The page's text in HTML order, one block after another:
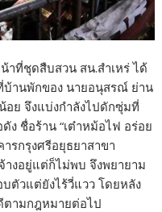
าที่ชุดสืบสวน สน.สำเหร่ ได้
บ้านพักของ นายอนุสรณ์ ย่าน
อย จึงแบ่งกำลังไปดักซุ่มที่
ง ชื่อร้าน “เต๋าหม้อไฟ อร่อย
รกรุงศรีอยุธยาสาขา
งอยู่แต่ก็ไม่พบ จึงพยายาม
ตัวแต่ยังไร้วี่แวว โดยหลัง
ตามกฎหมายต่อไป